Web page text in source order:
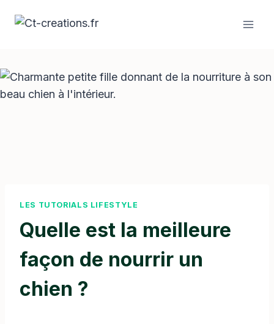
LES TUTORIALS LIFESTYLE
Quelle est la meilleure
façon de nourrir un
chien ?